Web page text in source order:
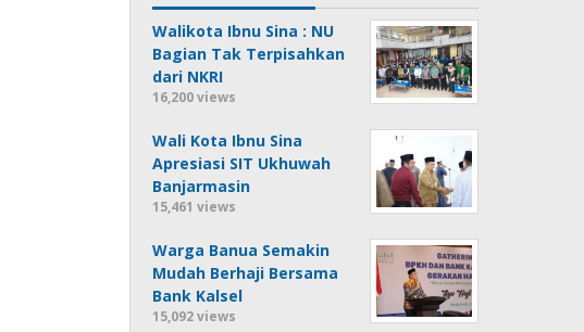
Walikota Ibnu Sina : NU
Bagian Tak Terpisahkan
dari NKRI
16,200 views
Wali Kota Ibnu Sina
Apresiasi SIT Ukhuwah
Banjarmasin
15,461 views
Warga Banua Semakin
Mudah Berhaji Bersama
Bank Kalsel
15,092 views